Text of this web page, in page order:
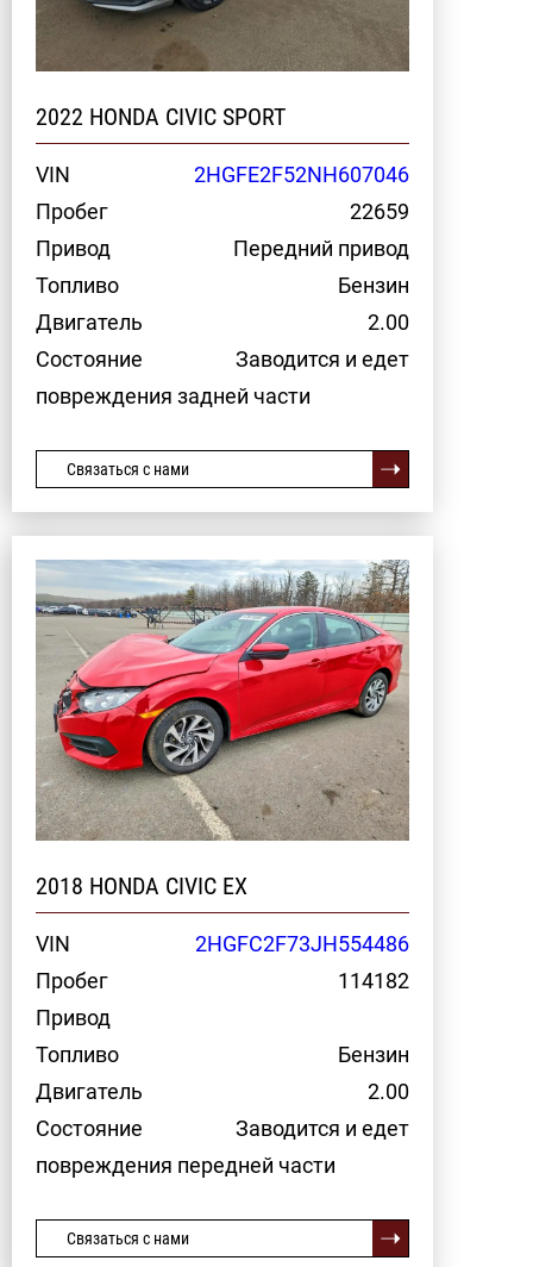
2022 HONDA CIVIC SPORT
VIN
2HGFE2F52NH607046
Пробег
22659
Привод
Передний привод
Топливо
Бензин
Двигатель
2.00
Состояние
Заводится и едет
повреждения задней части
Связаться с нами
2018 HONDA CIVIC EX
VIN
2HGFC2F73JH554486
Пробег
114182
Привод
Топливо
Бензин
Двигатель
2.00
Состояние
Заводится и едет
повреждения передней части
Связаться с нами